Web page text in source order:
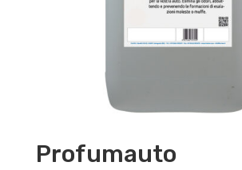
Profumauto